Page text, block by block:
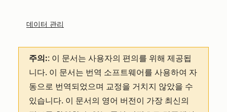
데이터 관리
주의:: 이 문서는 사용자의 편의를 위해 제공됩
니다. 이 문서는 번역 소프트웨어를 사용하여 자
동으로 번역되었으며 교정을 거치지 않았을 수
있습니다. 이 문서의 영어 버전이 가장 최신의